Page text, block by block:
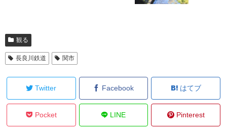
観る
長良川鉄道 関市
Twitter Facebook はてブ
Pocket LINE Pinterest